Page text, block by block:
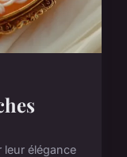
leur élégance